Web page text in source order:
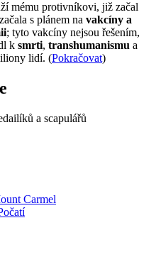
mému protivníkovi, již začal
začala s plánem na vakcíny a
; tyto vakcíny nejsou řešením,
k smrti, transhumanismu a
lidí. (Pokračovat)
a scapulářů
Carmel